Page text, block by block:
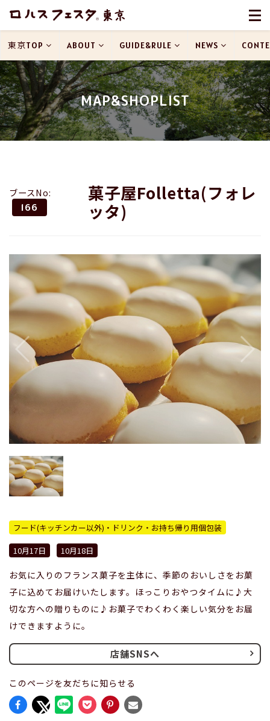
MAP&SHOPLIST
東京TOP ABOUT GUIDE&RULE NEWS
ブースNo:
166
菓子屋Folletta(フォレ
ッタ)
フード(キッチンカー以外)・ドリンク・お持ち帰り用個包装
10月17日
10月18日
お気に入りのフランス菓子を主体に、季節のおいしさをお菓
子に込めてお届けいたします。ほっこりおやつタイムに♪大
切な方への贈りものに♪お菓子でわくわく楽しい気分をお届
けできますように。
店舗SNSへ
このページを友だちに知らせる